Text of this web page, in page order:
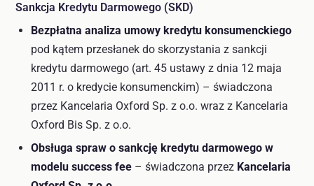
Sankcja Kredytu Darmowego (SKD)
Bezpłatna analiza umowy kredytu konsumenckiego
pod kątem przesłanek do skorzystania z sankcji
kredytu darmowego (art. 45 ustawy z dnia 12 maja
2011 r. o kredycie konsumenckim) – świadczona
przez Kancelaria Oxford Sp. z o.o. wraz z Kancelaria
Oxford Bis Sp. z o.o.
Obsługa spraw o sankcję kredytu darmowego w
modelu success fee – świadczona przez Kancelaria